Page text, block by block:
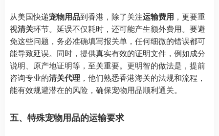
从美国快递宠物用品到香港，除了关注运输费用 ，更要重
视清关环节。延误不仅耗时，还可能产生额外费用。要避
免这些问题，务必准确填写报关单，任何细微的错误都可
能导致延误。同时，提供真实有效的证明文件，例如成分
说明、原产地证明等，至关重要。更明智的做法是，提前
咨询专业的清关代理 ，他们熟悉香港海关的法规和流程，
能有效规避潜在的风险，确保宠物用品顺利通关。
五、特殊宠物用品的运输要求